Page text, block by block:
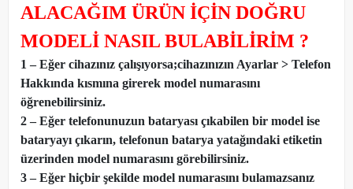
ALACAĞIM ÜRÜN İÇİN DOĞRU
MODELİ NASIL BULABİLİRİM ?
1 – Eğer cihazınız çalışıyorsa;cihazınızın Ayarlar > Telefon
Hakkında kısmına girerek model numarasını
öğrenebilirsiniz.
2 – Eğer telefonunuzun bataryası çıkabilen bir model ise
bataryayı çıkarın, telefonun batarya yatağındaki etiketin
üzerinden model numarasını görebilirsiniz.
3 – Eğer hiçbir şekilde model numarasını bulamazsanız